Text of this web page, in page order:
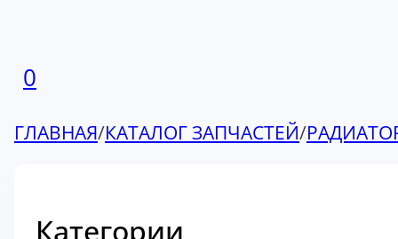
0
ГЛАВНАЯ/КАТАЛОГ ЗАПЧАСТЕЙ/
Категории